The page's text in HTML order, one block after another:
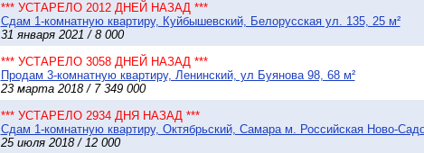
*** УСТАРЕЛО 2012 ДНЕЙ НАЗАД ***
Сдам 1-комнатную квартиру, Куйбышевский, Белорусская ул. 135, 25 м²
31 января 2021 / 8 000
*** УСТАРЕЛО 3058 ДНЕЙ НАЗАД ***
Продам 3-комнатную квартиру, Ленинский, ул Буянова 98, 68 м²
23 марта 2018 / 7 349 000
*** УСТАРЕЛО 2934 ДНЯ НАЗАД ***
Сдам 1-комнатную квартиру, Октябрьский, Самара м. Российская Ново-
25 июля 2018 / 12 000